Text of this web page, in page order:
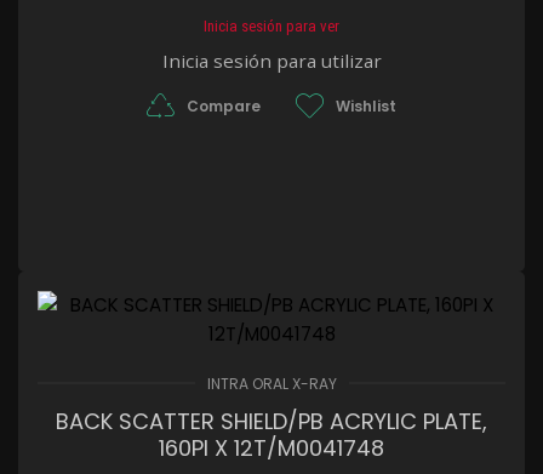
Inicia sesión para ver
Inicia sesión para utilizar
Compare Wishlist
INTRA ORAL X-RAY
BACK SCATTER SHIELD/PB ACRYLIC PLATE,
160PI X 12T/M0041748